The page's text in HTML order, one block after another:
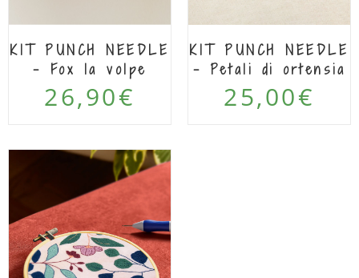
KIT PUNCH NEEDLE
– Fox la volpe
26,90€
KIT PUNCH NEEDLE
– Petali di ortensia
25,00€